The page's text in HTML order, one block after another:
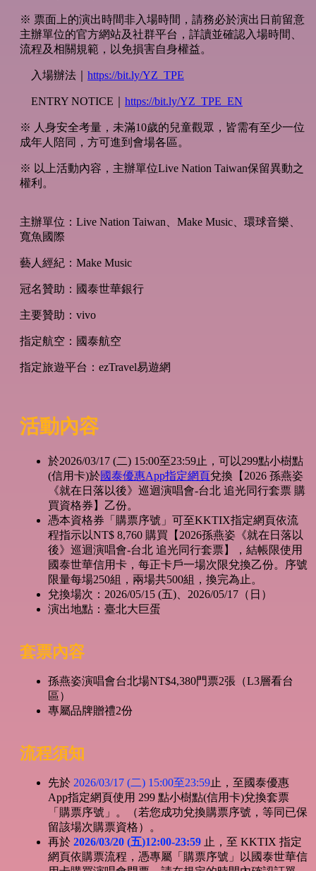
※ 票面上的演出時間非入場時間，請務必於演出日前留意
主辦單位的官方網站及社群平台，詳讀並確認入場時間、
流程及相關規範，以免損害自身權益。
入場辦法｜ https://bit.ly/YZ_TPE
ENTRY NOTICE｜ https://bit.ly/YZ_TPE_EN
※ 人身安全考量，未滿10歲的兒童觀眾，皆需有至少一位
成年人陪同，方可進到會場各區。
※ 以上活動內容，主辦單位Live Nation Taiwan保留異動之
權利。
主辦單位：Live Nation Taiwan、Make Music、環球音樂、
寬魚國際
藝人經紀：Make Music
冠名贊助：國泰世華銀行
主要贊助：vivo
指定航空：國泰航空
指定旅遊平台：ezTravel易遊網
活動內容
於2026/03/17 (二) 15:00至23:59止，可以299點小樹點
(信用卡)於國泰優惠App指定網頁兌換【2026 孫燕姿
《就在日落以後》巡迴演唱會-台北 追光同行套票 購
買資格券】乙份。
憑本資格券「購票序號」可至KKTIX指定網頁依流
程指示以NT$ 8,760 購買【2026孫燕姿《就在日落以
後》巡迴演唱會-台北 追光同行套票】，結帳限使用
國泰世華信用卡，每正卡戶一場次限兌換乙份。序號
限量每場250組，兩場共500組，換完為止。
兌換場次：2026/05/15 (五)、2026/05/17（日）
演出地點：臺北大巨蛋
套票內容
孫燕姿演唱會台北場NT$4,380門票2張（L3層看台
區）
專屬品牌贈禮2份
流程須知
先於 2026/03/17 (二) 15:00至23:59止，至國泰優惠
App指定網頁使用 299 點小樹點(信用卡)兌換套票
「購票序號」。（若您成功兌換購票序號，等同已保
留該場次購票資格）。
再於 2026/03/20 (五)12:00-23:59 止，至 KKTIX 指定
網頁依購票流程，憑專屬「購票序號」以國泰世華信